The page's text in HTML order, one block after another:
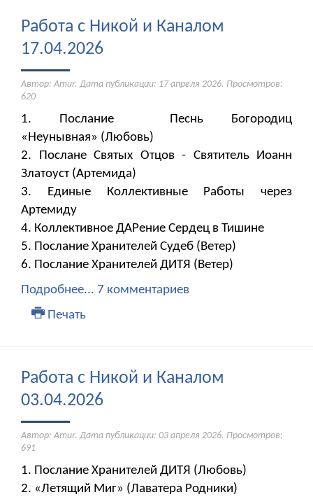
Работа с Никой и Каналом
17.04.2026
Автор: Amur. Дата публикации: 17 апреля 2026. Просмотров:
620
1. Послание Песнь Богородиц
«Неунывная» (Любовь)
2. Послане Святых Отцов - Святитель Иоанн
Златоуст (Артемида)
3. Единые Коллективные Работы через
Артемиду
4. Коллективное ДАРение Сердец в Тишине
5. Послание Хранителей Судеб (Ветер)
6. Послание Хранителей ДИТЯ (Ветер)
Подробнее... 7 комментариев
Печать
Работа с Никой и Каналом
03.04.2026
Автор: Amur. Дата публикации: 03 апреля 2026. Просмотров:
691
1. Послание Хранителей ДИТЯ (Любовь)
2. «Летящий Миг» (Лаватера Родники)